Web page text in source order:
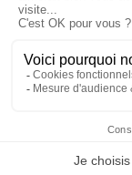
Bâtiment-
MP-1